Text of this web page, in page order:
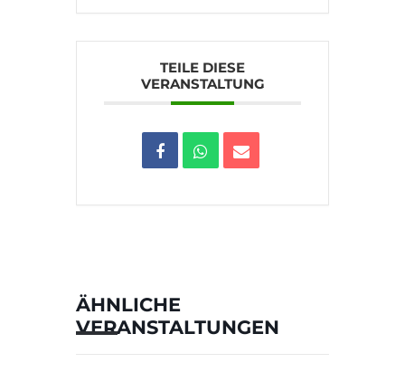
TEILE DIESE
VERANSTALTUNG
ÄHNLICHE
VERANSTALTUNGEN